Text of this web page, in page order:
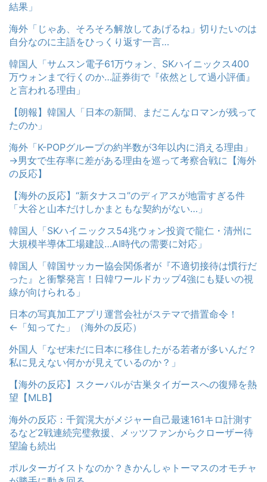
結果」
海外「じゃあ、そろそろ解放してあげるね」切りたいのは
自分なのに主語をひっくり返す一言…
韓国人「サムスン電子61万ウォン、SKハイニックス400
万ウォンまで行くのか…証券街で『依然として過小評価』
と言われる理由」
【朗報】韓国人「日本の新聞、まだこんなロマンが残って
たのか」
海外「K-POPグループの約半数が3年以内に消える理由」
→男女で生存率に差がある理由を巡って考察合戦に【海外
の反応】
【海外の反応】“新タナスコ”のディアスが地雷すぎる件
「大谷と山本だけしかまともな契約がない…」
韓国人「SKハイニックス54兆ウォン投資で龍仁・清州に
大規模半導体工場建設…AI時代の需要に対応」
韓国人「韓国サッカー協会関係者が『不適切接待は慣行だ
った』と衝撃発言！日韓ワールドカップ4強にも疑いの視
線が向けられる」
日本の写真加工アプリ運営会社がステマで措置命令！
←「知ってた」（海外の反応）
外国人「なぜ未だに日本に移住したがる若者が多いんだ？
私に見えない何かが見えているのか？」
【海外の反応】スクーバルが古巣タイガースへの復帰を熱
望【MLB】
海外の反応：千賀滉大がメジャー自己最速161キロ計測す
るなど2戦連続完璧救援、メッツファンからクローザー待
望論も続出
ポルターガイストなのか？きかんしゃトーマスのオモチャ